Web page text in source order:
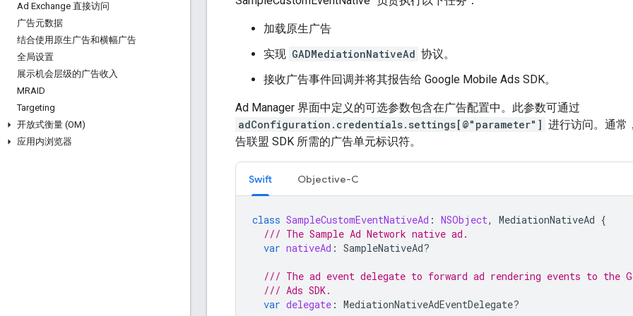
Ad Exchange 直接访问
广告元数据
结合使用原生广告和横幅广告
全局设置
展示机会层级的广告收入
MRAID
Targeting
开放式衡量 (OM)
应用内浏览器
加载原生广告
实现 GADMediationNativeAd 协议。
接收广告事件回调并将其报告给 Google Mobile Ads SDK。
Ad Manager 界面中定义的可选参数包含在广告配置中。此参数可通过
adConfiguration.credentials.settings[@"parameter"] 进行访问。通常
告联盟 SDK 所需的广告单元标识符。
Swift Objective-C
class SampleCustomEventNativeAd : NSObject, MediationNativeAd {
/// The Sample Ad Network native ad.
var nativeAd : SampleNativeAd?
/// The ad event delegate to forward ad rendering events to the
/// Ads SDK.
var delegate : MediationNativeAdEventDelegate?